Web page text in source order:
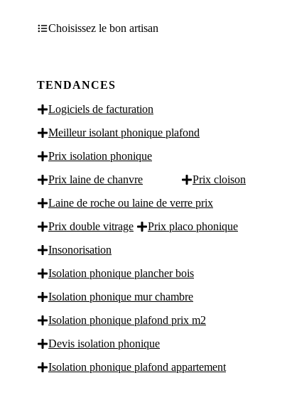
Choisissez le bon artisan
TENDANCES
Logiciels de facturation
Meilleur isolant phonique plafond
Prix isolation phonique
Prix laine de chanvre
Prix cloison
Laine de roche ou laine de verre prix
Prix double vitrage
Prix placo phonique
Insonorisation
Isolation phonique plancher bois
Isolation phonique mur chambre
Isolation phonique plafond prix m2
Devis isolation phonique
Isolation phonique plafond appartement